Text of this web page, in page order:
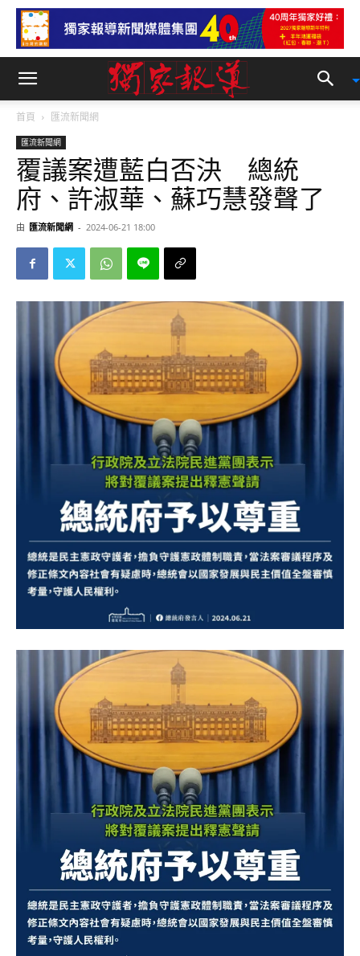
首頁 匯流新聞網
匯流新聞網
覆議案遭藍白否決 總統
府、許淑華、蘇巧慧發聲了
由 匯流新聞網 - 2024-06-21 18:00